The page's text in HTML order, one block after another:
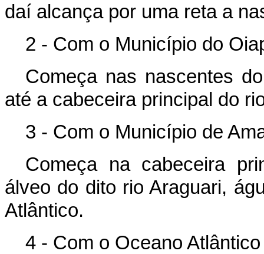
daí alcança por uma reta a
2 - Com o Município do
Começa nas nascentes
até a cabeceira principal do
3 - Com o Município de
Começa na cabeceira
álveo do dito rio Araguari,
Atlântico.
4 - Com o Oceano Atlântico